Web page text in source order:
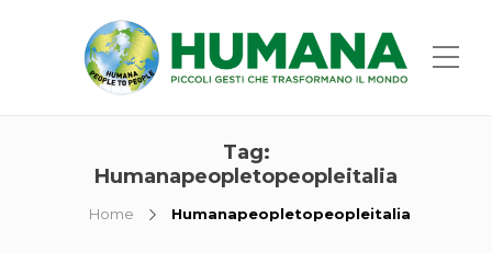
Tag:
Humanapeopletopeopleitalia
Home Humanapeopletopeopleitalia